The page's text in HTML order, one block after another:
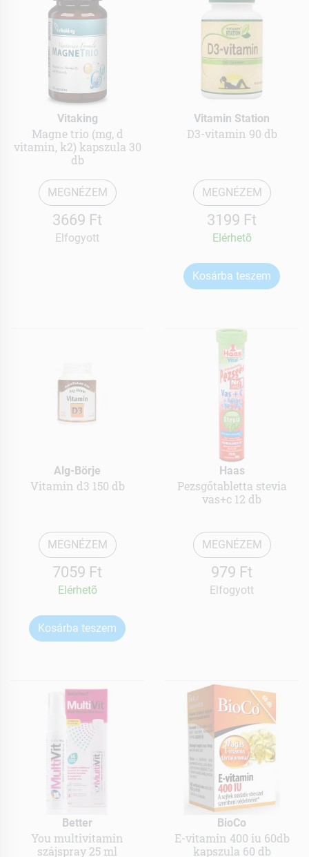
Vitaking
Magne trio (mg, d
vitamin, k2) kapszula 30
db
MEGNÉZEM
3669 Ft
Elfogyott
Vitamin Station
D3-vitamin 90 db
MEGNÉZEM
3199 Ft
Elérhetõ
Kosárba teszem
Alg-Börje
Vitamin d3 150 db
MEGNÉZEM
7059 Ft
Elérhetõ
Kosárba teszem
Haas
Pezsgőtabletta stevia
vas+c 12 db
MEGNÉZEM
979 Ft
Elfogyott
Better
You multivitamin
szájspray 25 ml
BioCo
E-vitamin 400 iu 60db
kapszula 60 db